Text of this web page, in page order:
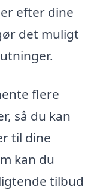
efter dine
det muligt
flere
så du kan
til dine
kan du
tilbud